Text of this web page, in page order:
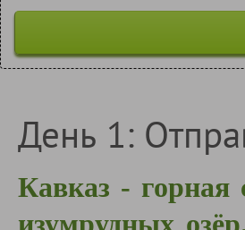
День 1:
Кавказ -